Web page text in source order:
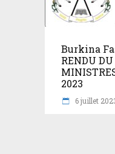
Burkina
RENDU
2023
6 juillet